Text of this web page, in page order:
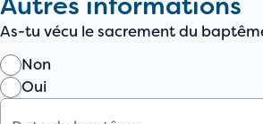
As-tu vécu le sacrement du
Non
Oui